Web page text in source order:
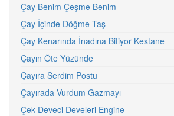
Çay Benim Çeşme Benim
Çay İçinde Döğme Taş
Çay Kenarında İnadına Bitiyor Kestane
Çayın Öte Yüzünde
Çayıra Serdim Postu
Çayırada Vurdum Gazmayı
Çek Deveci Develeri Engine